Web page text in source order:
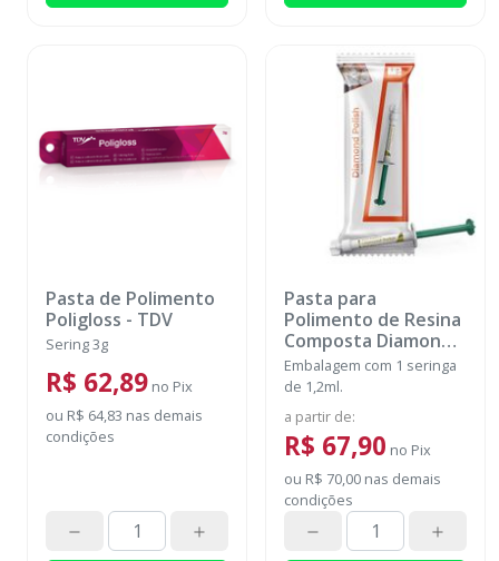
Pasta de Polimento
Poligloss - TDV
Sering 3g
R$ 62,89 no Pix
ou R$ 64,83 nas demais
condições
Pasta para
Polimento de Resina
Composta Diamond
Polish Mint - 1
Seringa
Embalagem com 1 seringa
de 1,2ml.
a partir de:
R$ 67,90 no Pix
ou R$ 70,00 nas demais
condições